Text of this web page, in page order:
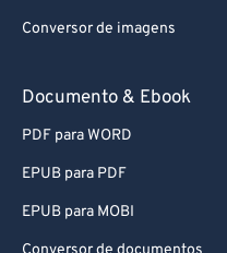
Conversor de imagens
Documento & Ebook
PDF para WORD
EPUB para PDF
EPUB para MOBI